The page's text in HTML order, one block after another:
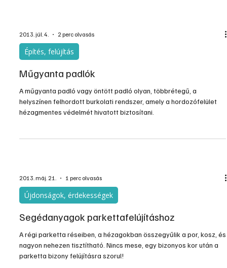
2013. júl. 4. 2 perc olvasás
Építés, felújítás
Műgyanta padlók
A műgyanta padló vagy öntött padló olyan, többrétegű, a
helyszínen felhordott burkolati rendszer, amely a hordozófelület
hézagmentes védelmét hivatott biztosítani.
2013. máj. 21. 1 perc olvasás
Újdonságok, érdekességek
Segédanyagok parkettafelújításhoz
A régi parketta réseiben, a hézagokban összegyűlik a por, kosz, és
nagyon nehezen tisztítható. Nincs mese, egy bizonyos kor után a
parketta bizony felújításra szorul!